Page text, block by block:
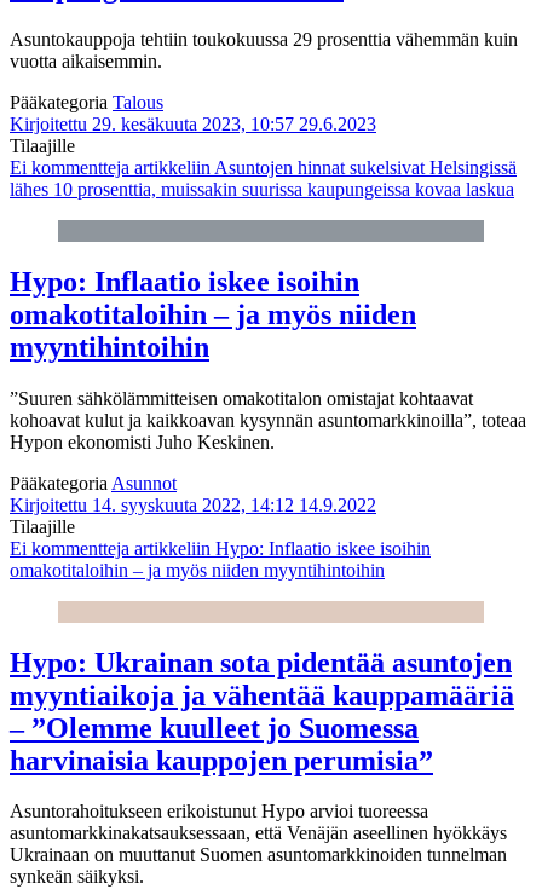
Asuntokauppoja tehtiin toukokuussa 29 prosenttia vähemmän kuin
vuotta aikaisemmin.
Pääkategoria Talous
Kirjoitettu 29. kesäkuuta 2023, 10:57 29.6.2023
Tilaajille
Ei kommentteja artikkeliin Asuntojen hinnat sukelsivat Helsingissä
lähes 10 prosenttia, muissakin suurissa kaupungeissa kovaa laskua
Hypo: Inflaatio iskee isoihin
omakotitaloihin – ja myös niiden
myyntihintoihin
”Suuren sähkölämmitteisen omakotitalon omistajat kohtaavat
kohoavat kulut ja kaikkoavan kysynnän asuntomarkkinoilla”, toteaa
Hypon ekonomisti Juho Keskinen.
Pääkategoria Asunnot
Kirjoitettu 14. syyskuuta 2022, 14:12 14.9.2022
Tilaajille
Ei kommentteja artikkeliin Hypo: Inflaatio iskee isoihin
omakotitaloihin – ja myös niiden myyntihintoihin
Hypo: Ukrainan sota pidentää asuntojen
myyntiaikoja ja vähentää kauppamääriä
– ”Olemme kuulleet jo Suomessa
harvinaisia kauppojen perumisia”
Asuntorahoitukseen erikoistunut Hypo arvioi tuoreessa
asuntomarkkinakatsauksessaan, että Venäjän aseellinen hyökkäys
Ukrainaan on muuttanut Suomen asuntomarkkinoiden tunnelman
synkeän säikyksi.